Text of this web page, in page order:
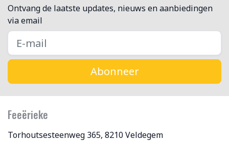
Ontvang de laatste updates, nieuws en aanbiedingen
via email
Abonneer
Feeërieke
Torhoutsesteenweg 365, 8210 Veldegem